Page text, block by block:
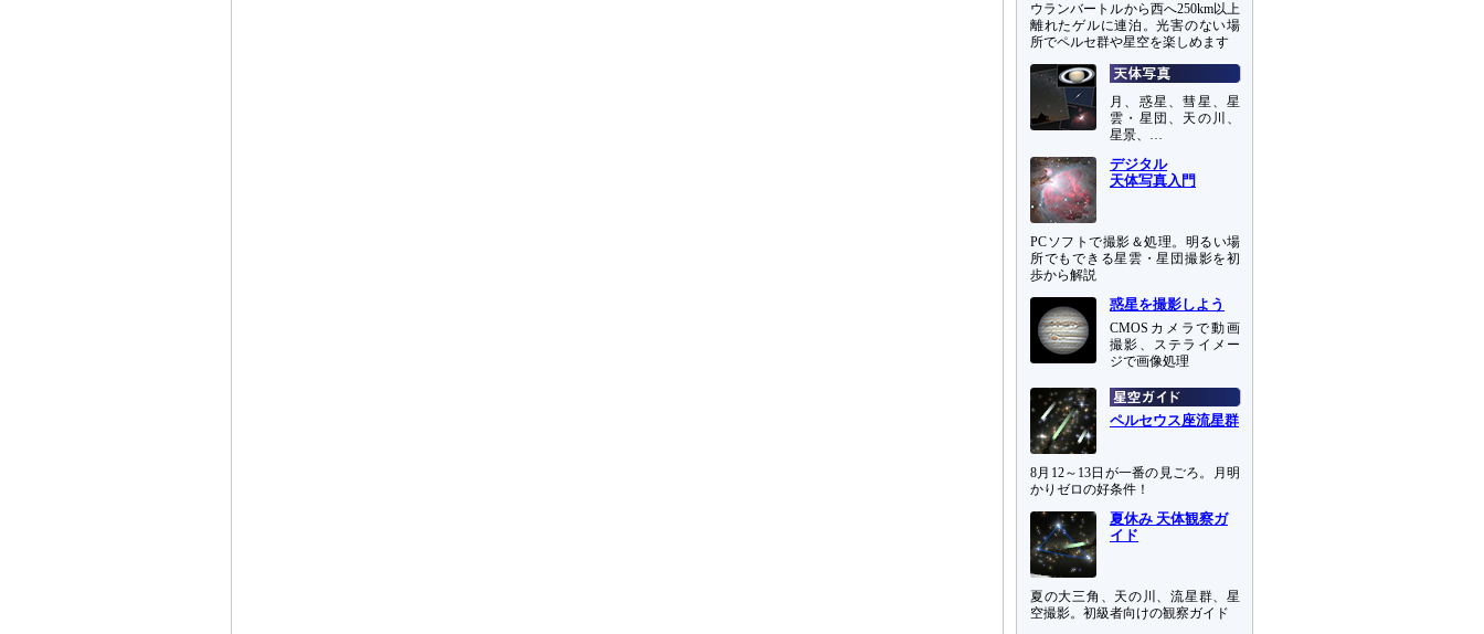
ウランバートルから西へ250km以上
離れたゲルに連泊。光害のない場
所でペルセ群や星空を楽しめます
月、惑星、彗星、星
雲・星団、天の川、
星景、…
デジタル
天体写真入門
PCソフトで撮影＆処理。明るい場
所でもできる星雲・星団撮影を初
歩から解説
惑星を撮影しよう
CMOSカメラで動画
撮影、ステライメー
ジで画像処理
ペルセウス座流星群
8月12～13日が一番の見ごろ。月明
かりゼロの好条件！
夏休み 天体観察ガ
イド
夏の大三角、天の川、流星群、星
空撮影。初級者向けの観察ガイド